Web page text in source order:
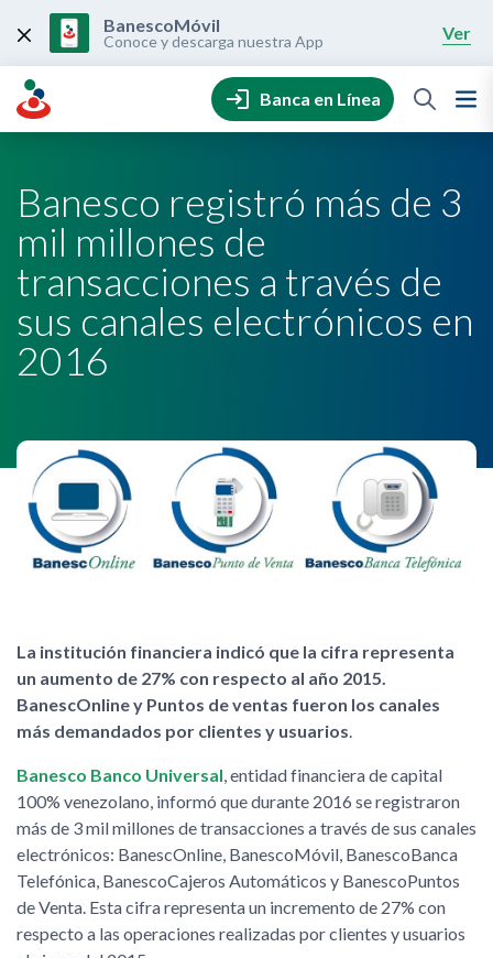
content
BanescoMóvil
Conoce y descarga nuestra App Ver
Banca en Línea
Banesco registró más de 3
mil millones de
transacciones a través de
sus canales electrónicos en
2016
La institución financiera indicó que la cifra representa
un aumento de 27% con respecto al año 2015.
BanescOnline y Puntos de ventas fueron los canales
más demandados por clientes y usuarios
Banesco Banco Universal , entidad financiera de capital
100% venezolano, informó que durante 2016 se registraron
más de 3 mil millones de transacciones a través de sus canales
electrónicos: BanescOnline, BanescoMóvil, BanescoBanca
Telefónica, BanescoCajeros Automáticos y BanescoPuntos
de Venta. Esta cifra representa un incremento de 27% con
respecto a las operaciones realizadas por clientes y usuarios